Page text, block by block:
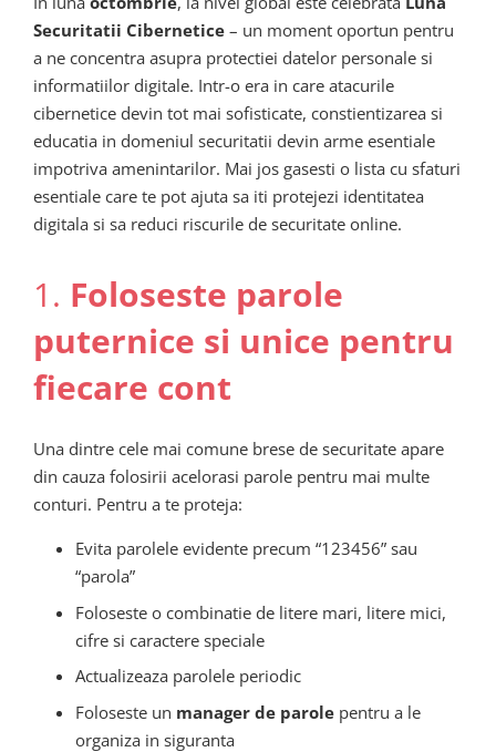
Securitatii Cibernetice – un moment oportun pentru
a ne concentra asupra protectiei datelor personale si
informatiilor digitale. Intr-o era in care atacurile
cibernetice devin tot mai sofisticate, constientizarea si
educatia in domeniul securitatii devin arme esentiale
impotriva amenintarilor. Mai jos gasesti o lista cu sfaturi
esentiale care te pot ajuta sa iti protejezi identitatea
digitala si sa reduci riscurile de securitate online.
1. Foloseste parole
puternice si unice pentru
fiecare cont
Una dintre cele mai comune brese de securitate apare
din cauza folosirii acelorasi parole pentru mai multe
conturi. Pentru a te proteja:
Evita parolele evidente precum “123456” sau
“parola”
Foloseste o combinatie de litere mari, litere mici,
cifre si caractere speciale
Actualizeaza parolele periodic
Foloseste un manager de parolepentru a le
organiza in siguranta